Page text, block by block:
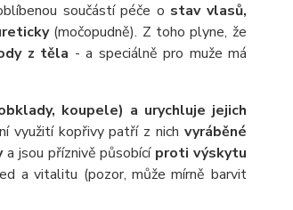
součástí péče o stav vlasů,
(močopudně). Z toho plyne, že
z těla - a speciálně pro muže má
koupele) a urychluje jejich
využití kopřivy patří z nich vyráběné
a jsou příznivě působící proti výskytu
a vitalitu (pozor, může mírně barvit